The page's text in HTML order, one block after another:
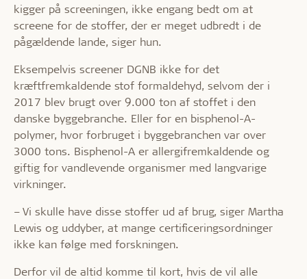
kigger på screeningen, ikke engang bedt om at
screene for de stoffer, der er meget udbredt i de
pågældende lande, siger hun.
Eksempelvis screener DGNB ikke for det
kræftfremkaldende stof formaldehyd, selvom der i
2017 blev brugt over 9.000 ton af stoffet i den
danske byggebranche. Eller for en bisphenol-A-
polymer, hvor forbruget i byggebranchen var over
3000 tons. Bisphenol-A er allergifremkaldende og
giftig for vandlevende organismer med langvarige
virkninger.
– Vi skulle have disse stoffer ud af brug, siger Martha
Lewis og uddyber, at mange certificeringsordninger
ikke kan følge med forskningen.
Derfor vil de altid komme til kort, hvis de vil alle